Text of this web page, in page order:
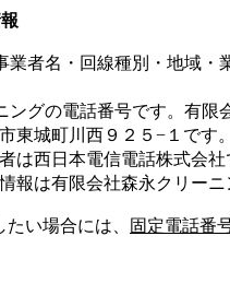
業者名・回線種別・地域・
ングの電話番号です。 有限
東城町川西９２５−１ です。
は西日本電信電話株式会社
報は有限会社森永クリーニ
たい場合には、 固定電話番